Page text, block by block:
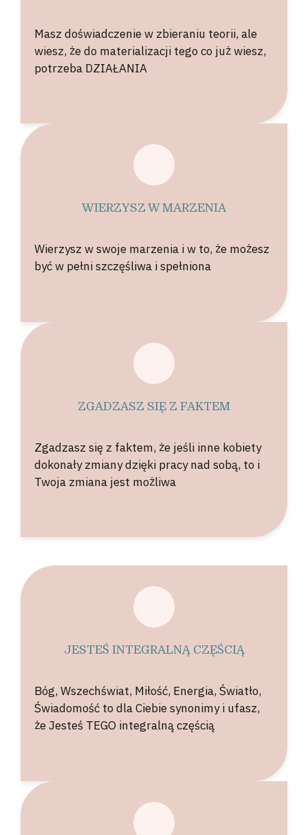
Masz doświadczenie w zbieraniu teorii, ale
wiesz, że do materializacji tego co już wiesz,
potrzeba DZIAŁANIA
WIERZYSZ W MARZENIA
Wierzysz w swoje marzenia i w to, że możesz
być w pełni szczęśliwa i spełniona
ZGADZASZ SIĘ Z FAKTEM
Zgadzasz się z faktem, że jeśli inne kobiety
dokonały zmiany dzięki pracy nad sobą, to i
Twoja zmiana jest możliwa
JESTEŚ INTEGRALNĄ CZĘŚCIĄ
Bóg, Wszechświat, Miłość, Energia, Światło,
Świadomość to dla Ciebie synonimy i ufasz,
że Jesteś TEGO integralną częścią